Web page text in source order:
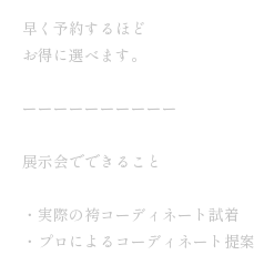
早く予約するほど
お得に選べます。
ーーーーーーーーーー
展示会でできること
・実際の袴コーディネート試着
・プロによるコーディネート提案